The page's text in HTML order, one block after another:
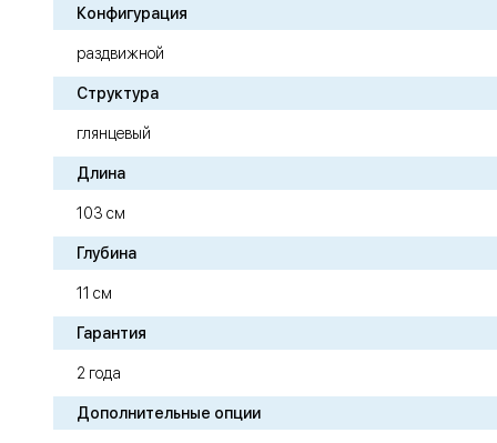
Конфигурация
раздвижной
Структура
глянцевый
Длина
103 см
Глубина
11 см
Гарантия
2 года
Дополнительные опции